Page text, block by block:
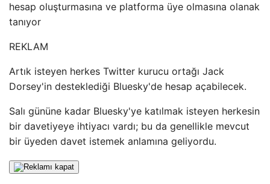
hesap oluşturmasına ve platforma üye olmasına olanak
tanıyor
REKLAM
Artık isteyen herkes Twitter kurucu ortağı Jack
Dorsey'in desteklediği Bluesky'de hesap açabilecek.
Salı gününe kadar Bluesky'ye katılmak isteyen herkesin
bir davetiyeye ihtiyacı vardı; bu da genellikle mevcut
bir üyeden davet istemek anlamına geliyordu.